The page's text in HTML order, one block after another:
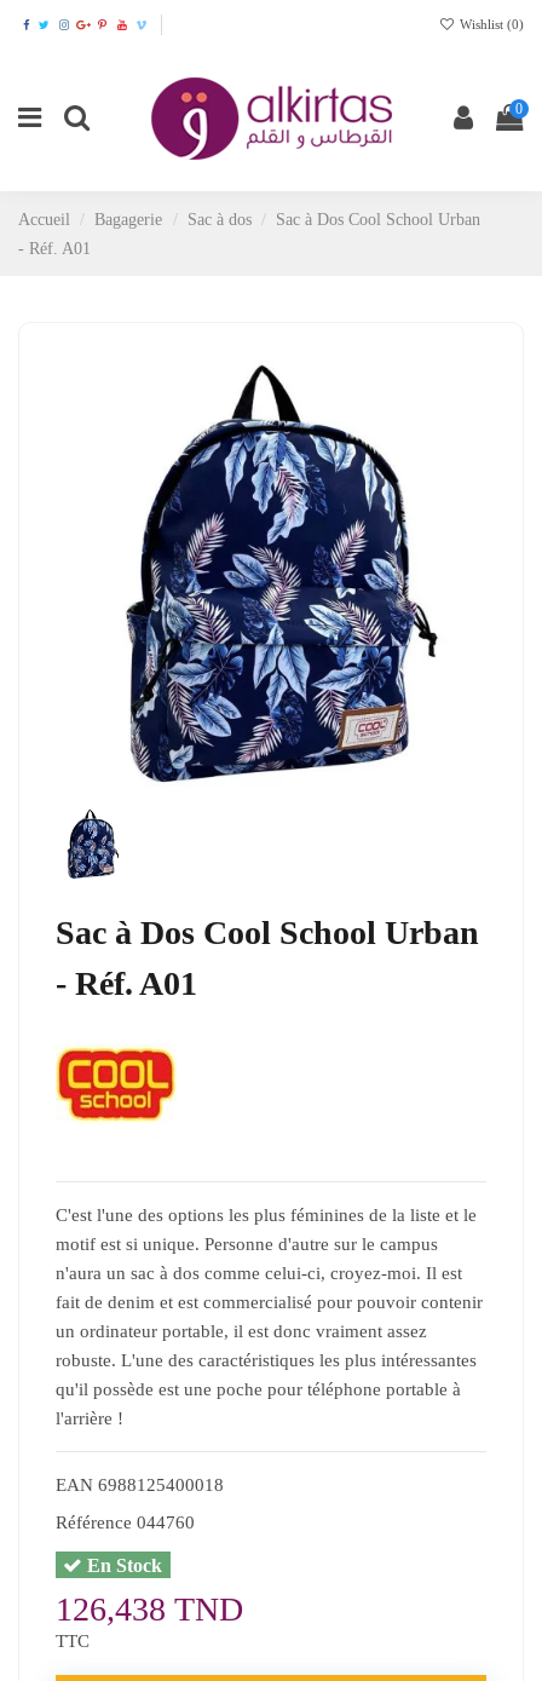
Wishlist (0)
0
Accueil Bagagerie Sac à dos
Sac à Dos Cool School Urban
- Réf. A01
Sac à Dos Cool School Urban
- Réf. A01
C'est l'une des options les plus féminines de la liste et le
motif est si unique. Personne d'autre sur le campus
n'aura un sac à dos comme celui-ci, croyez-moi. Il est
fait de denim et est commercialisé pour pouvoir contenir
un ordinateur portable, il est donc vraiment assez
robuste. L'une des caractéristiques les plus intéressantes
qu'il possède est une poche pour téléphone portable à
l'arrière !
EAN 6988125400018
Référence 044760
En Stock
126,438 TND
TTC